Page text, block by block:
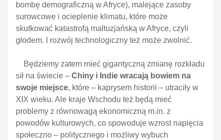
bombę demograficzną w Afryce), malejące zasoby
surowcowe i ocieplenie klimatu, które może
skutkować katastrofą maltuzjańską w Afryce, czyli
głodem. I rozwój technologiczny też może zwolnić.
Będziemy zatem mieć gigantyczną zmianę rozkładu
sił na świecie – Chiny i Indie wracają bowiem na
swoje miejsce, które – kaprysem historii – utraciły w
XIX wieku. Ale kraje Wschodu też będą mieć
problemy z równowagą ekonomiczną m.in. z
powodów kulturowych, co spowoduje wzrost napięcia
społeczno – politycznego i możliwy wybuch